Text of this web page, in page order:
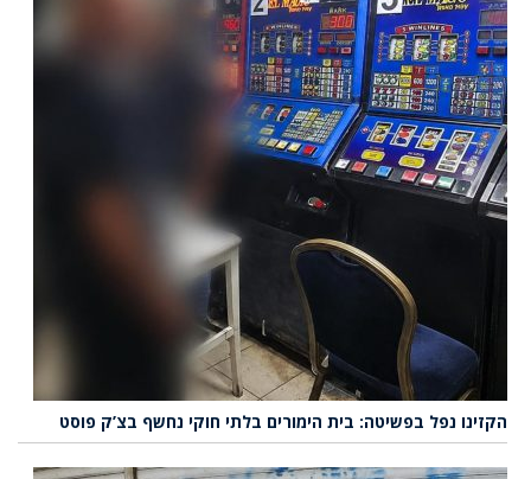
הקזינו נפל בפשיטה: בית הימורים בלתי חוקי נחשף בצ’ק פוסט